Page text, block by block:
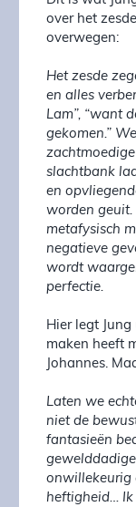
over het
overwegen:
Het zesde
en alles
Lam”, “want
gekomen.”
slachtbank
en
worden geuit.
metafysisch
negatieve
wordt
perfectie.
Hier legt
maken heeft
Johannes.
Laten we
niet de
fantasieën
gewelddadige
onwillekeurig
heftigheid… Ik